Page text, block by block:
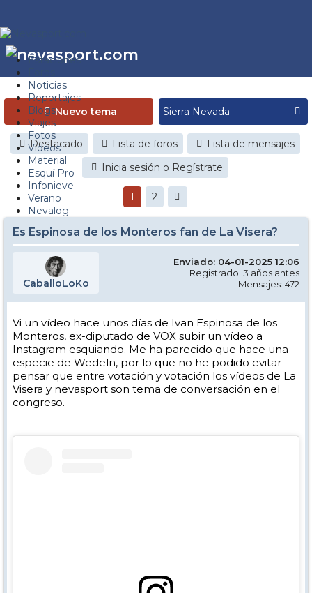
Estaciones
Noticias
Reportajes
Blogs
Viajes
Fotos
Videos
Material
Esquí Pro
Infonieve
Verano
Nevalog
Nuevo tema
Destacado Lista de foros
Lista de mensajes
Inicia sesión o Regístrate
1 2
Es Espinosa de los Monteros fan de La Visera?
CaballoLoKo
Enviado: 04-01-2025 12:06
Registrado: 3 años antes
Mensajes: 472
Vi un vídeo hace unos días de Ivan Espinosa de los
Monteros, ex-diputado de VOX subir un vídeo a
Instagram esquiando. Me ha parecido que hace una
especie de Wedeln, por lo que no he podido evitar
pensar que entre votación y votación los vídeos de La
Visera y nevasport son tema de conversación en el
congreso.